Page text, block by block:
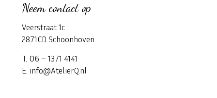
Neem contact op
Veerstraat 1c
2871CD Schoonhoven
T. 06 – 1371 4141
E. info@AtelierQ.nl